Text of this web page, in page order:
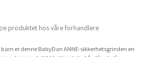
produktet hos våre forhandlere
er denne BabyDan ANNE-sikkerhetsgrinden en